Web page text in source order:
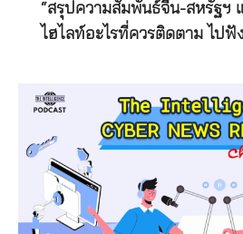
“สรุปความสัมพันธ์จีน-สหรัฐฯ
ไฮไลท์อะไรที่ควรติดตาม ไปฟั